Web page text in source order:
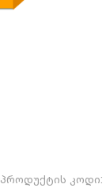
პროდუქტის კოდი: